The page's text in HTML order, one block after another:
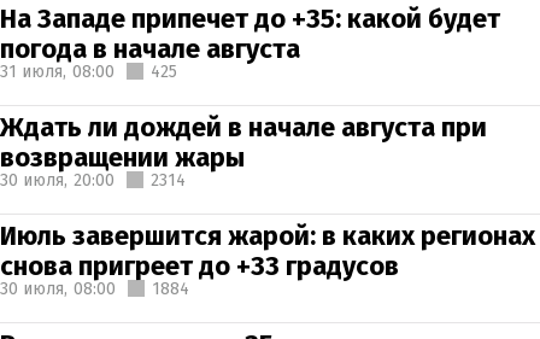
На Западе припечет до +35: какой будет
погода в начале августа
31 июля, 08:00 425
Ждать ли дождей в начале августа при
возвращении жары
30 июля, 20:00 2314
Июль завершится жарой: в каких регионах
снова пригреет до +33 градусов
30 июля, 08:00 1884